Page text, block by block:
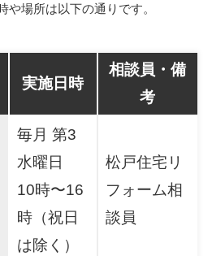
や場所は以下の通りです。
実施日時
相談員・備
考
毎月 第3
水曜日
10時〜16
時（祝日
は除く）
松戸住宅リ
フォーム相
談員